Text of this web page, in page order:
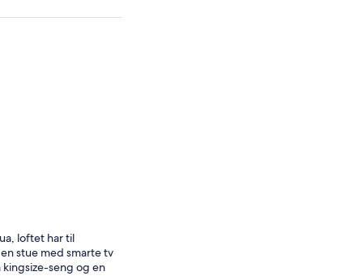
loftet har til
stue med smarte tv
seng og en